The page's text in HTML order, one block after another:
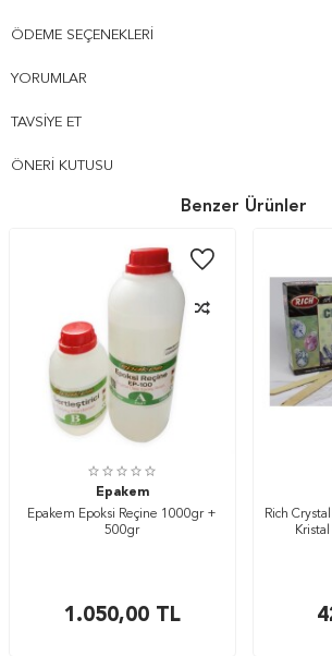
ÖDEME SEÇENEKLERI
YORUMLAR
TAVSIYE ET
ÖNERI KUTUSU
Benzer Ürünler
Epakem
Epakem Epoksi Reçine 1000gr +
500gr
1.050,00TL
Rich